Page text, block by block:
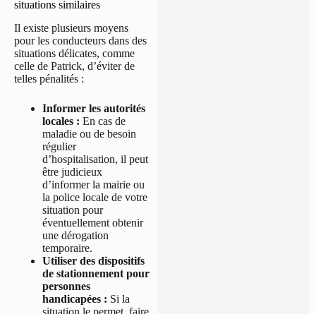
situations similaires
Il existe plusieurs moyens
pour les conducteurs dans des
situations délicates, comme
celle de Patrick, d’éviter de
telles pénalités :
Informer les autorités
locales : En cas de
maladie ou de besoin
régulier
d’hospitalisation, il peut
être judicieux
d’informer la mairie ou
la police locale de votre
situation pour
éventuellement obtenir
une dérogation
temporaire.
Utiliser des dispositifs
de stationnement pour
personnes
handicapées : Si la
situation le permet, faire